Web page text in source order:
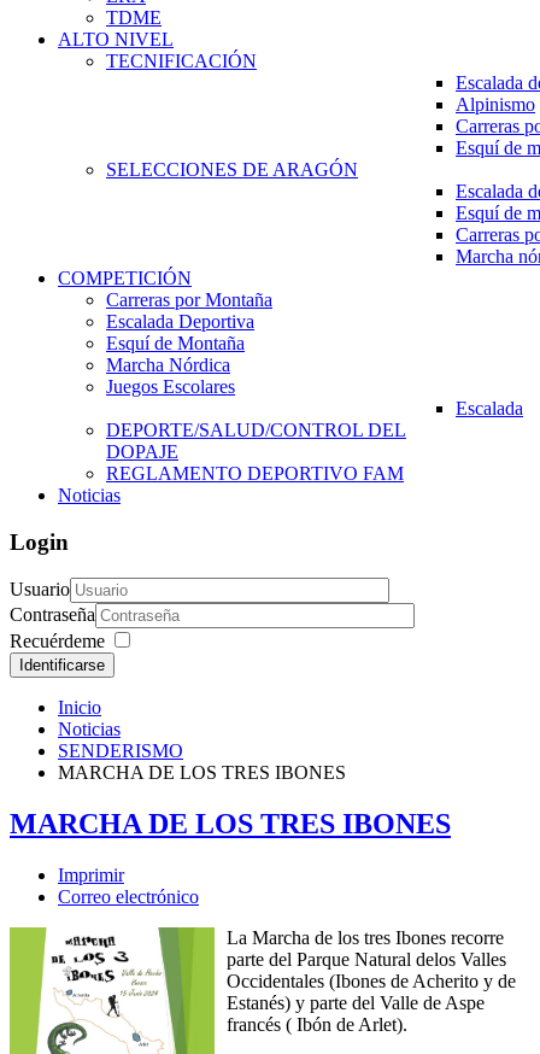
TDME
ALTO NIVEL
TECNIFICACIÓN
Escalada
Alpinismo
Carreras
Esquí de
SELECCIONES DE ARAGÓN
Escalada
Esquí de
Carreras
Marcha
COMPETICIÓN
Carreras por Montaña
Escalada Deportiva
Esquí de Montaña
Marcha Nórdica
Juegos Escolares
Escalada
DEPORTE/SALUD/CONTROL DEL
DOPAJE
REGLAMENTO DEPORTIVO FAM
Noticias
Login
Usuario
Contraseña
Recuérdeme
Identificarse
Inicio
Noticias
SENDERISMO
MARCHA DE LOS TRES IBONES
MARCHA DE LOS TRES IBONES
Imprimir
Correo electrónico
La Marcha de los tres Ibones recorre
parte del Parque Natural delos Valles
Occidentales (Ibones de Acherito y de
Estanés) y parte del Valle de Aspe
francés ( Ibón de Arlet).